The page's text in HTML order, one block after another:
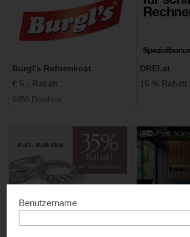
Burgl’s Reformkost
€ 5,- Rabatt...
6850 Dornbirn
DREI.at
15 % Rabatt...
Benutzername